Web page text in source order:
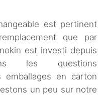
est pertinent
que par
est investi depuis
les questions
emballages en carton
un peu sur notre